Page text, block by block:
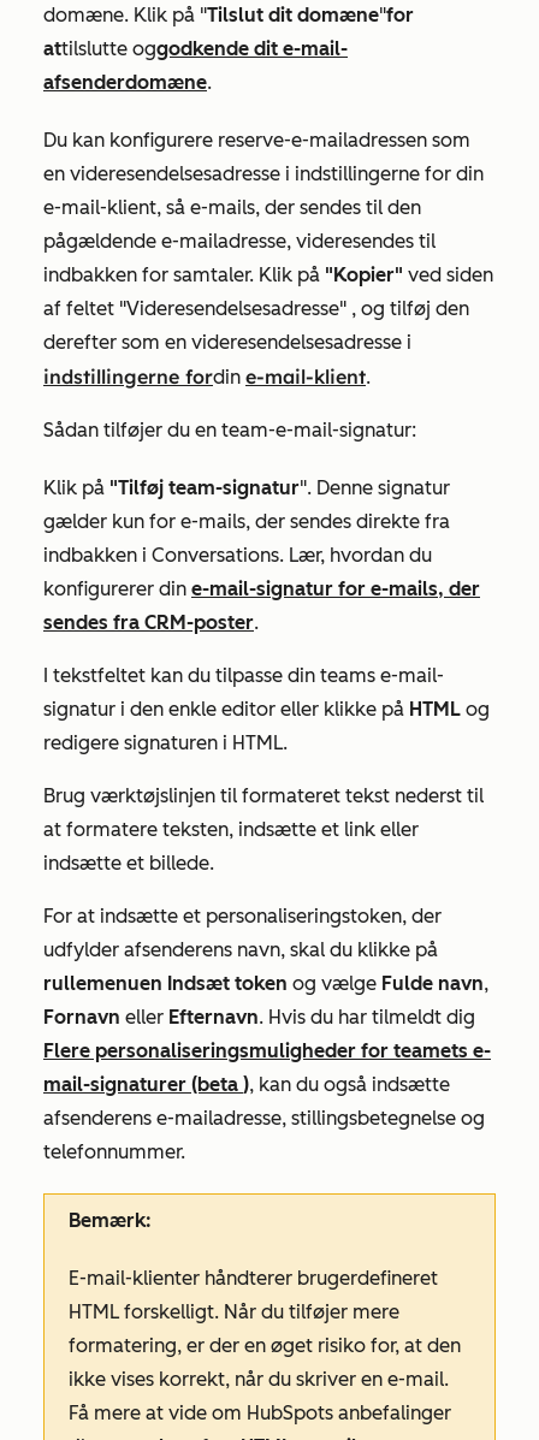
domæne. Klik på "Tilslut dit domæne"for
attilslutte oggodkende dit e-mail-
afsenderdomæne.
Du kan konfigurere reserve-e-mailadressen som
en videresendelsesadresse i indstillingerne for din
e-mail-klient, så e-mails, der sendes til den
pågældende e-mailadresse, videresendes til
indbakken for samtaler. Klik på "Kopier" ved siden
af feltet "Videresendelsesadresse" , og tilføj den
derefter som en videresendelsesadresse i
indstillingerne fordin e-mail-klient.
Sådan tilføjer du en team-e-mail-signatur:
Klik på "Tilføj team-signatur". Denne signatur
gælder kun for e-mails, der sendes direkte fra
indbakken i Conversations. Lær, hvordan du
konfigurerer din e-mail-signatur for e-mails, der
sendes fra CRM-poster.
I tekstfeltet kan du tilpasse din teams e-mail-
signatur i den enkle editor eller klikke på HTML og
redigere signaturen i HTML.
Brug værktøjslinjen til formateret tekst nederst til
at formatere teksten, indsætte et link eller
indsætte et billede.
For at indsætte et personaliseringstoken, der
udfylder afsenderens navn, skal du klikke på
rullemenuen Indsæt token og vælge Fulde navn,
Fornavn eller Efternavn. Hvis du har tilmeldt dig
Flere personaliseringsmuligheder for teamets e-
mail-signaturer (beta ), kan du også indsætte
afsenderens e-mailadresse, stillingsbetegnelse og
telefonnummer.
Bemærk:
E-mail-klienter håndterer brugerdefineret
HTML forskelligt. Når du tilføjer mere
formatering, er der en øget risiko for, at den
ikke vises korrekt, når du skriver en e-mail.
Få mere at vide om HubSpots anbefalinger